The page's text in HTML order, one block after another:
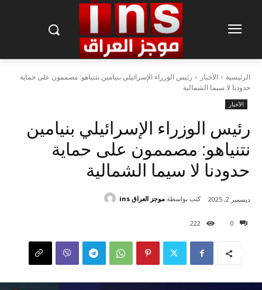
الرئيسية الأخبار
رئيس الوزراء الإسرائيلي بنيامين نتنياهو: مصممون على حماية
حدودنا لا سيما الشمالية
الأخبار
رئيس الوزراء الإسرائيلي بنيامين
نتنياهو: مصممون على حماية
حدودنا لا سيما الشمالية
0
222
ديسمبر 2, 2025 كتب بواسطة موجز العراق ins